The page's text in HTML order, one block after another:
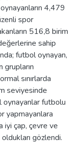
4,479
spor
516,8 birim
sahip
futbol oynayan,
grupların
sınırlarda
seviyesinde
oynayanlar futbolu
yapmayanlara
iyi çap, çevre ve
gözlendi.